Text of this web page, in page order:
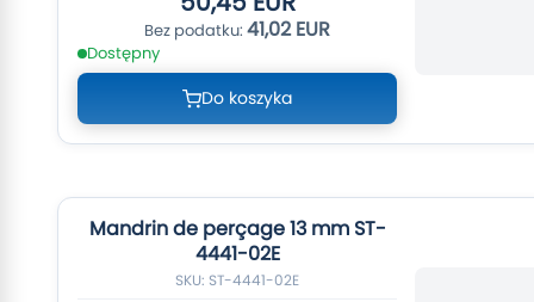
41,02 EUR
Dostępny
Do koszyka
Mandrin de perçage 13 mm ST-
4441-02E
SKU: ST-4441-02E